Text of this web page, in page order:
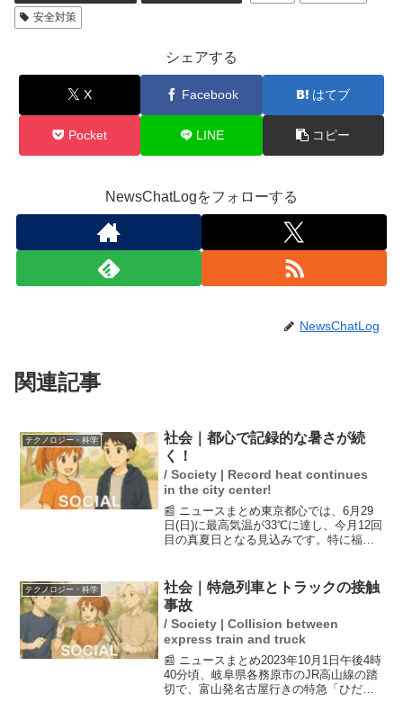
安全対策
シェアする
X Facebook はてブ
Pocket LINE コピー
NewsChatLogをフォローする
NewsChatLog
関連記事
テクノロジー・科学
社会｜都心で記録的な暑さが続
く！
/ Society | Record heat continues
in the city center!
📰 ニュースまとめ東京都心では、6月29
日(日)に最高気温が33℃に達し、今月12回
目の真夏日となる見込みです。特に福岡
ても急な雷雨に注意が必要です。週明け
以降も引き...
テクノロジー・科学
社会｜特急列車とトラックの接触
事故
/ Society | Collision between
express train and truck
📰 ニュースまとめ2023年10月1日午後4時
40分頃、岐阜県各務原市のJR高山線の踏
切で、富山発名古屋行きの特急「ひだ」